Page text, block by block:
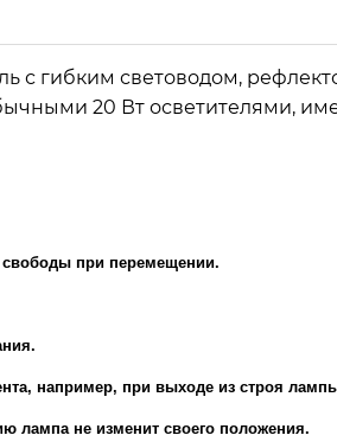
с гибким световодом,
20 Вт осветителями,
свободы при перемещении.
например, при выходе из строя
лампа не изменит своего положения.